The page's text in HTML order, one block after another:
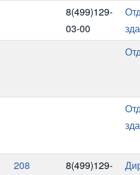
8(499)129-
03-00
208 8(499)129-